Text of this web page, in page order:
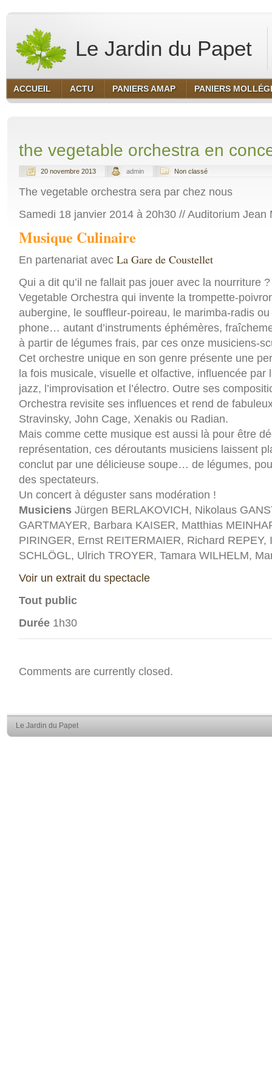
Le Jardin du Papet
ACCUEIL ACTU PANIERS AMAP PANIERS
the vegetable orchestra en
20 novembre 2013 admin Non classé
The vegetable orchestra sera par chez nous
Samedi 18 janvier 2014 à 20h30 // Auditorium Jean
Musique Culinaire
En partenariat avec La Gare de Coustellet
Qui a dit qu’il ne fallait pas jouer avec la nourriture
Vegetable Orchestra qui invente la trompette-
aubergine, le souffleur-poireau, le marimba-radis
phone… autant d’instruments éphémères,
à partir de légumes frais, par ces onze musiciens-
Cet orchestre unique en son genre présente une
la fois musicale, visuelle et olfactive, influencée par
jazz, l’improvisation et l’électro. Outre ses
Orchestra revisite ses influences et rend de
Stravinsky, John Cage, Xenakis ou Radian.
Mais comme cette musique est aussi là pour être
représentation, ces déroutants musiciens laissent
conclut par une délicieuse soupe… de légumes,
des spectateurs.
Un concert à déguster sans modération !
Musiciens Jürgen BERLAKOVICH, Nikolaus
GARTMAYER, Barbara KAISER, Matthias
PIRINGER, Ernst REITERMAIER, Richard REPEY,
SCHLÖGL, Ulrich TROYER, Tamara WILHELM,
Voir un extrait du spectacle
Tout public
Durée 1h30
Comments are currently closed.
Le Jardin du Papet